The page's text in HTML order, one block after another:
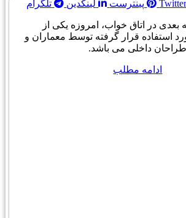
پینترست لینکدین تلگرام
بعدی در اتاق خواب، امروزه یکی از
استفاده قرار گرفته توسط معماران و
طراحان داخلی می باشد.
ادامه مطلب